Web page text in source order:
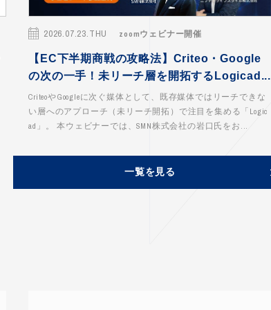
2026.07.23.THU zoomウェビナー開催
【EC下半期商戦の攻略法】Criteo・Google
の次の一手！未リーチ層を開拓するLogicad...
CriteoやGoogleに次ぐ媒体として、既存媒体ではリーチできな
い層へのアプローチ（未リーチ開拓）で注目を集める「Logic
ad」。 本ウェビナーでは、SMN株式会社の岩口氏をお...
一覧を見る